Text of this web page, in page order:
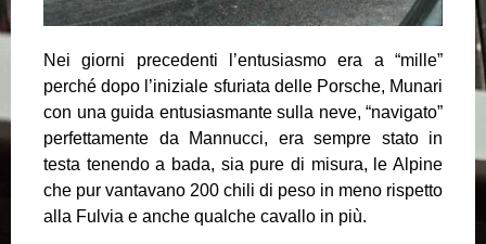
Nei giorni precedenti l’entusiasmo era a “mille”
perché dopo l’iniziale sfuriata delle Porsche, Munari
con una guida entusiasmante sulla neve, “navigato”
perfettamente da Mannucci, era sempre stato in
testa tenendo a bada, sia pure di misura, le Alpine
che pur vantavano 200 chili di peso in meno rispetto
alla Fulvia e anche qualche cavallo in più.